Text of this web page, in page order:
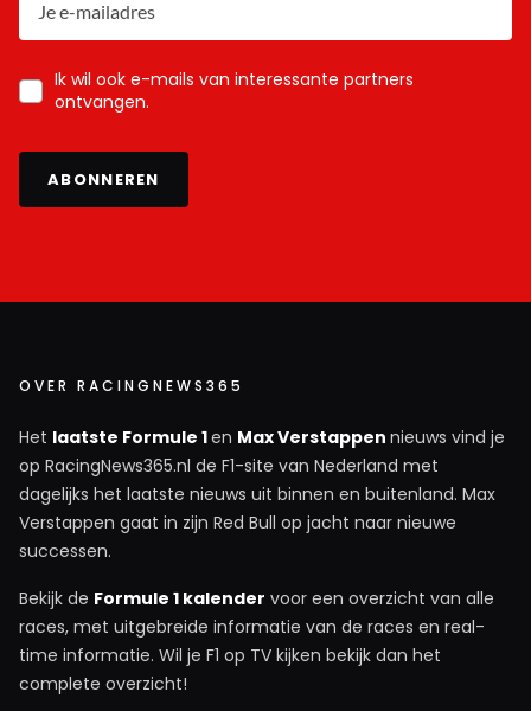
Ik wil ook e-mails van interessante partners
ontvangen.
ABONNEREN
OVER RACINGNEWS365
Het laatste Formule 1en Max Verstappen nieuws vind je
op RacingNews365.nl de F1-site van Nederland met
dagelijks het laatste nieuws uit binnen en buitenland. Max
Verstappen gaat in zijn Red Bull op jacht naar nieuwe
successen.
Bekijk de Formule 1 kalender voor een overzicht van alle
races, met uitgebreide informatie van de races en real-
time informatie. Wil je F1 op TV kijken bekijk dan het
complete overzicht!